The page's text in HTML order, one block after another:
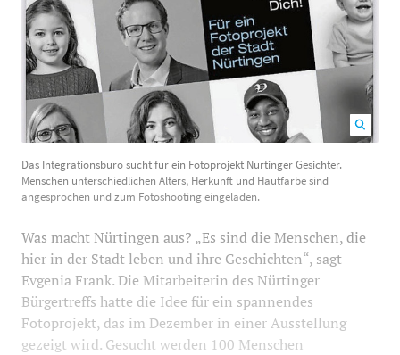
Nürtinger Gesichter. Menschen unterschiedlichen
Alters, Herkunft und Hautfarbe sind angesprochen und
Das Integrationsbüro sucht für ein Fotoprojekt Nürtinger Gesichter.
Menschen unterschiedlichen Alters, Herkunft und Hautfarbe sind
angesprochen und zum Fotoshooting eingeladen.
Was macht Nürtingen aus? „Es sind die Menschen, die
hier in der Stadt leben und ihre Geschichten“, sagt
Evgenia Frank. Die Mitarbeiterin des Nürtinger
Bürgertreffs hatte die Idee für ein spannendes
Fotoprojekt, das im Dezember in einer Ausstellung
gezeigt wird. Gesucht werden 100 Menschen